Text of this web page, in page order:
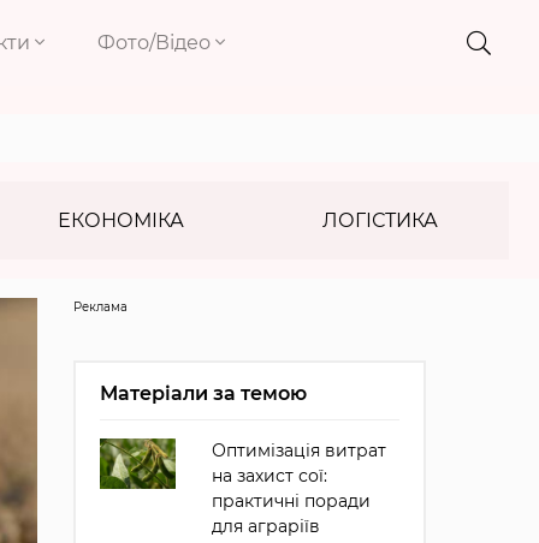
Фото/Відео
ЕКОНОМІКА ЛОГІСТИКА
Реклама
Матеріали за темою
Оптимізація витрат
на захист сої:
практичні поради
для аграріїв